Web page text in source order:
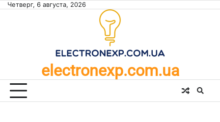
SkipЧетверг, 6 августа, 2026
electronexp.com.ua